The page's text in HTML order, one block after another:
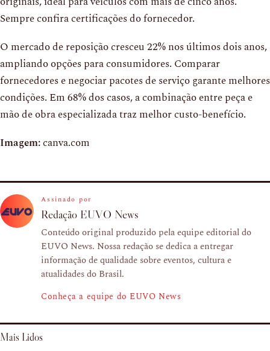
Sempre confira certificações do fornecedor.
O mercado de reposição cresceu 22% nos últimos dois anos,
ampliando opções para consumidores. Comparar
fornecedores e negociar pacotes de serviço garante melhores
condições. Em 68% dos casos, a combinação entre peça e
mão de obra especializada traz melhor custo-benefício.
Imagem:canva.com
Assinado por
Redação EUVO News
Conteúdo original produzido pela equipe editorial do
EUVO News. Nossa redação se dedica a entregar
informação de qualidade sobre eventos, cultura e
atualidades do Brasil.
Conheça a equipe do EUVO News
Mais Lidos